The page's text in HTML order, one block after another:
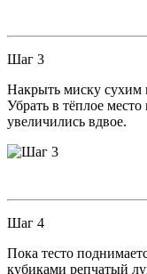
Шаг 3
Накрыть миску сухим
Убрать в тёплое
увеличились вдвое.
Шаг 4
Пока тесто
кубиками репчатый